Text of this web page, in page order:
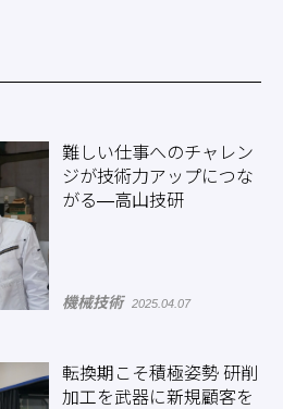
難しい仕事へのチャレン
ジが技術力アップにつな
がる―高山技研
機械技術 2025.04.07
転換期こそ積極姿勢 研削
加工を武器に新規顧客を